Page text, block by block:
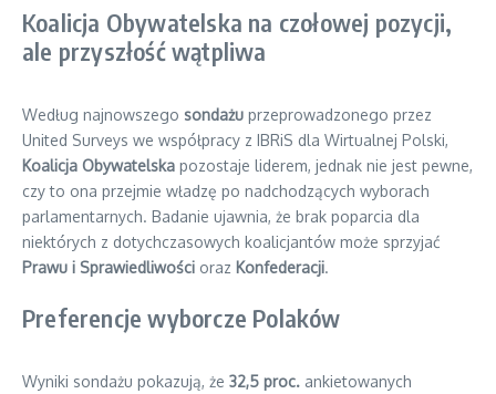
Koalicja Obywatelska na czołowej pozycji,
ale przyszłość wątpliwa
Według najnowszego sondażu przeprowadzonego przez
United Surveys we współpracy z IBRiS dla Wirtualnej Polski,
Koalicja Obywatelska pozostaje liderem, jednak nie jest pewne,
czy to ona przejmie władzę po nadchodzących wyborach
parlamentarnych. Badanie ujawnia, że brak poparcia dla
niektórych z dotychczasowych koalicjantów może sprzyjać
Prawu i Sprawiedliwości oraz Konfederacji.
Preferencje wyborcze Polaków
Wyniki sondażu pokazują, że 32,5 proc. ankietowanych